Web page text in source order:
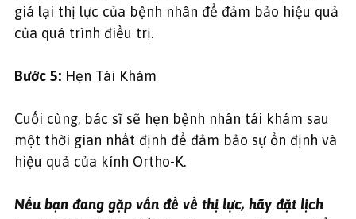
giá lại thị lực của bệnh nhân để đảm bảo hiệu quả
của quá trình điều trị.
Bước 5:Hẹn Tái Khám
Cuối cùng, bác sĩ sẽ hẹn bệnh nhân tái khám sau
một thời gian nhất định để đảm bảo sự ổn định và
hiệu quả của kính Ortho-K.
Nếu bạn đang gặp vấn đề về thị lực, hãy đặt lịch